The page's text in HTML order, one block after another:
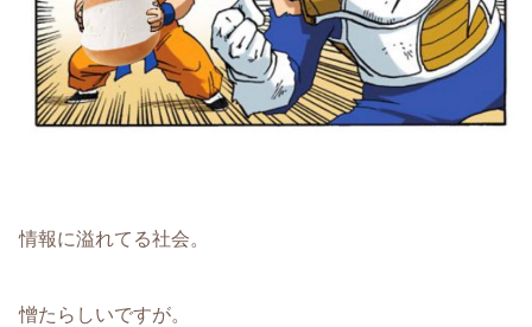
情報に溢れてる社会。
憎たらしいですが。